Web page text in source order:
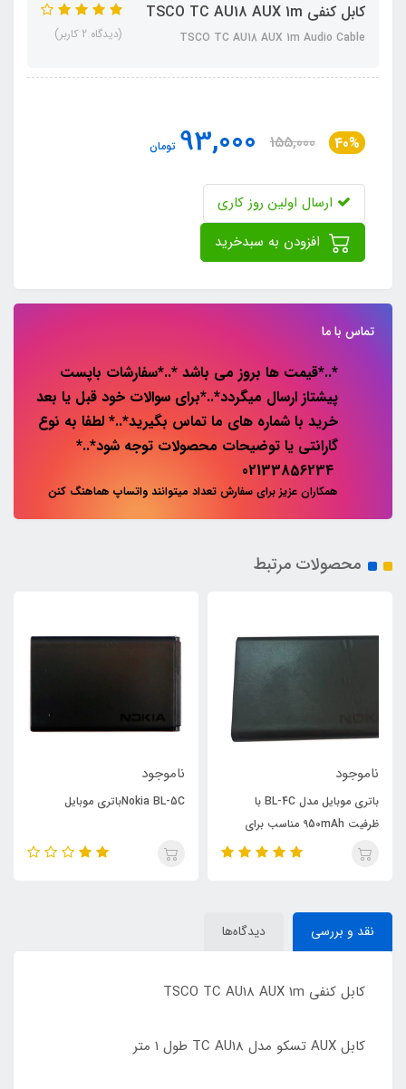
کابل کنفی TSCO TC AU18 AUX 1m
TSCO TC AU18 AUX 1m Audio Cable (دیدگاه 2 کاربر)
40%
155,000
93,000 تومان
ارسال اولین روز کاری
تماس با ما
*..*قیمت ها بروز می باشد *..*سفارشات باپست
پیشتاز ارسال میگردد*..*برای سوالات خود قبل یا بعد
خرید با شماره های ما تماس بگیرید*..* لطفا به نوع
گارانتی یا توضیحات محصولات توجه شود*..*
همکاران عزیز برای سفارش تعداد میتوانند واتساپ هماهنگ کنن
محصولات مرتبط
ناموجود
باتری موبایل مدل BL-4C با
ظرفیت 950mAh مناسب برای
گوشی موبایل نوکیا
ناموجود
Nokia BL-5Cباتری موبایل
نقد و بررسی دیدگاه‌ها
کابل کنفی TSCO TC AU18 AUX 1m
کابل AUX تسکو مدل TC AU18 طول ۱ متر